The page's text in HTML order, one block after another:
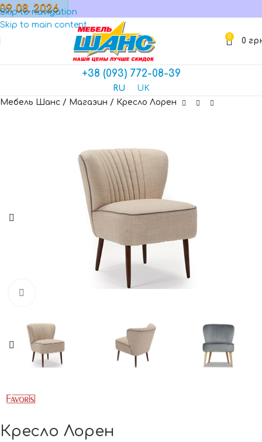
Skip to navigation
Skip to main content
МАГАЗИН
0 0
+38 (093) 772-08-39
RU
UK
Мебель Шанс / Магазин / Кресло Лорен
Кресло Лорен
09. 08. 2026